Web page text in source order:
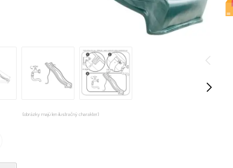
(obrázky majú len ilustračný charakter)